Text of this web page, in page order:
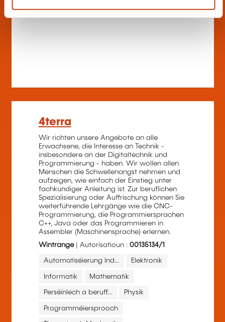
4terra
Wir richten unsere Angebote an alle
Erwachsene, die Interesse an Technik -
insbesondere an der Digitaltechnik und
Programmierung - haben. Wir wollen allen
Menschen die Schwellenangst nehmen und
aufzeigen, wie einfach der Einstieg unter
fachkundiger Anleitung ist. Zur beruflichen
Spezialisierung oder Auffrischung können Sie
weiterführende Lehrgänge wie die CNC-
Programmierung, die Programmiersprachen
C++, Java oder das Programmieren in
Assembler (Maschinensprache) erlernen.
Wintrange| Autorisatioun : 00135134/1
Automatiséierung Ind... Elektronik
Informatik Mathematik
Perséinlech a beruff... Physik
Programméiersprooch